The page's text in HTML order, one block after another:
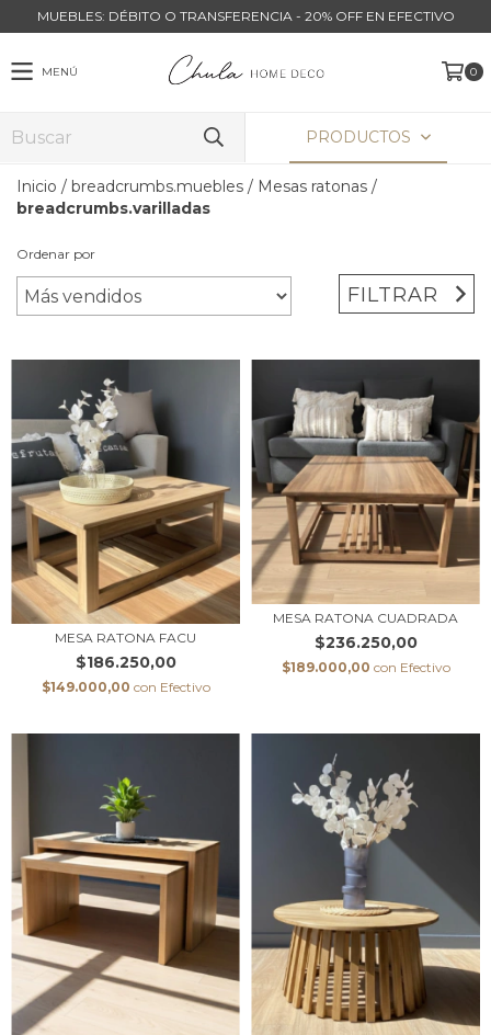
MUEBLES: DÉBITO O TRANSFERENCIA - 20% OFF EN EFECTIVO
MENÚ 0
PRODUCTOS
Inicio / breadcrumbs.muebles / Mesas ratonas /
breadcrumbs.varilladas
Ordenar por
FILTRAR
MESA RATONA FACU
$186.250,00
$149.000,00 con Efectivo
MESA RATONA CUADRADA
$236.250,00
$189.000,00 con Efectivo